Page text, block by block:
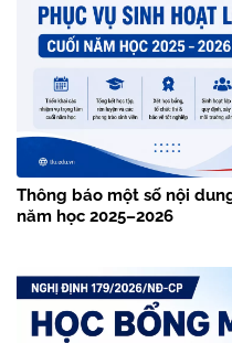
Thông báo một số nội
năm học 2025–2026